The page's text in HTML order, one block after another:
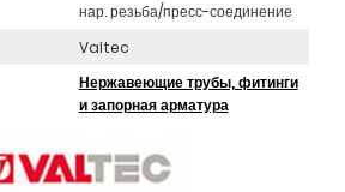
нар. резьба/пресс-соединение
Valtec
Нержавеющие трубы, фитинги
и запорная арматура